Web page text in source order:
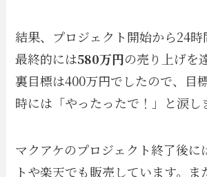
結果、プロジェクト開始から24時
最終的には580万円の売り上げを
裏目標は400万円でしたので、目
時には「やったったで！」と涙し
マクアケのプロジェクト終了後に
トや楽天でも販売しています。ま